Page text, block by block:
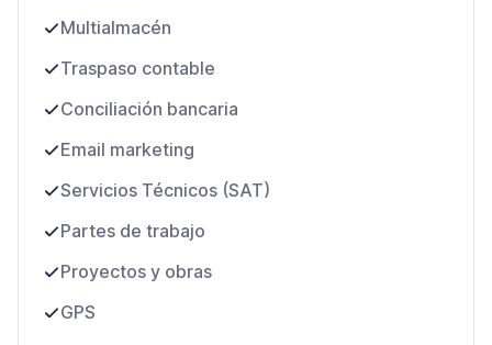
Multialmacén
Traspaso contable
Conciliación bancaria
Email marketing
Servicios Técnicos (SAT)
Partes de trabajo
Proyectos y obras
GPS